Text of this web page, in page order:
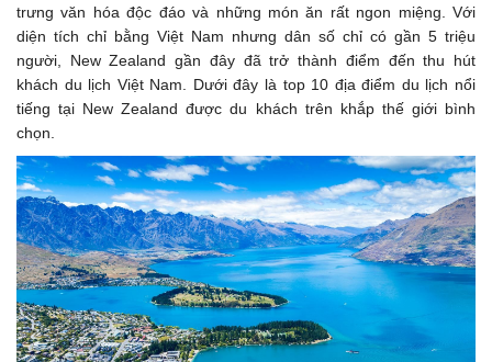
trưng văn hóa độc đáo và những món ăn rất ngon miệng. Với
diện tích chỉ bằng Việt Nam nhưng dân số chỉ có gần 5 triệu
người, New Zealand gần đây đã trở thành điểm đến thu hút
khách du lịch Việt Nam. Dưới đây là top 10 địa điểm du lịch nổi
tiếng tại New Zealand được du khách trên khắp thế giới bình
chọn.